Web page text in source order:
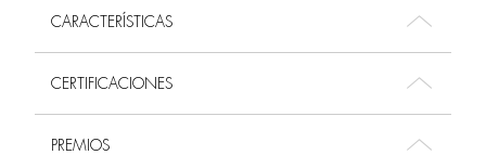
CARACTERÍSTICAS
CERTIFICACIONES
PREMIOS